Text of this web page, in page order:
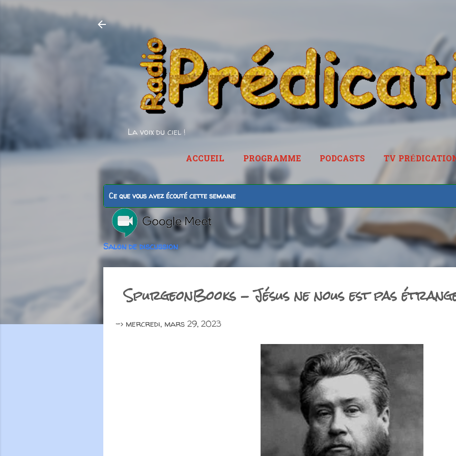
La voix du ciel !
ACCUEIL PROGRAMME PODCASTS TV
RADIOPREDICATION.FR
Ce que vous avez écouté cette semaine
Salon de discussion
SpurgeonBooks - Jésus ne nous est pas
-> mercredi, mars 29, 2023